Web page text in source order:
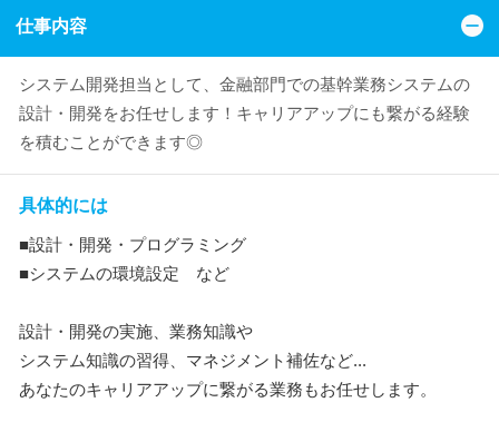
仕事内容
システム開発担当として、金融部門での基幹業務システムの
設計・開発をお任せします！キャリアアップにも繋がる経験
を積むことができます◎
具体的には
■設計・開発・プログラミング
■システムの環境設定 など
設計・開発の実施、業務知識や
システム知識の習得、マネジメント補佐など...
あなたのキャリアアップに繋がる業務もお任せします。